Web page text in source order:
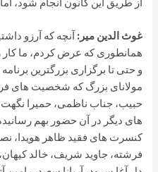
از طریق این کانون انجام شود،
غوث الدین مير: آنچه که آرزو
همانطوری که عرض کردم، ما کار
و حتی تا برگزاری بزرگترین
مولانای بزرگ که شخصیت های
حبیب، جناب ناظمی، حمیرا
های دیگر در آن حضور بهم
کنسرت های فقید ظاهر هویدا،
فرشته، جاوید شریف، خالد